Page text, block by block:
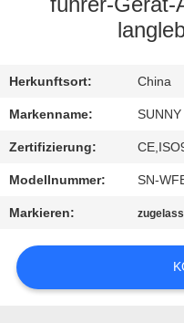
TRETEN
SIE
MIT
UNS
IN
VERBINDUNG
FORDERN
Herkunftsort: China
Markenname: SUNNY
Zertifizierung:
Modellnummer: SN-
Markieren: